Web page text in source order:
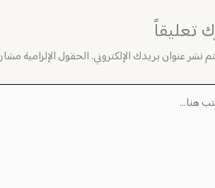
تعليقاً
نشر عنوان بريدك الإلكتروني.الحقول الإلزامية مشار